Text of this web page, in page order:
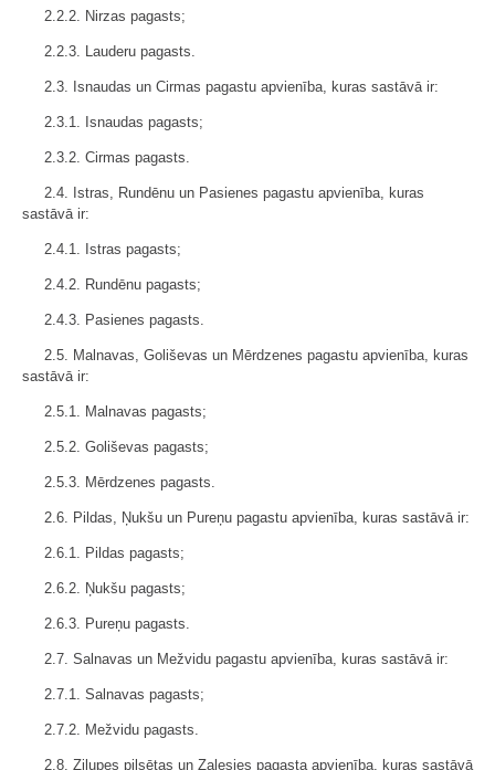
2.2.2. Nirzas pagasts;
2.2.3. Lauderu pagasts.
2.3. Isnaudas un Cirmas pagastu apvienība, kuras sastāvā ir:
2.3.1. Isnaudas pagasts;
2.3.2. Cirmas pagasts.
2.4. Istras, Rundēnu un Pasienes pagastu apvienība, kuras
sastāvā ir:
2.4.1. Istras pagasts;
2.4.2. Rundēnu pagasts;
2.4.3. Pasienes pagasts.
2.5. Malnavas, Goliševas un Mērdzenes pagastu apvienība, kuras
sastāvā ir:
2.5.1. Malnavas pagasts;
2.5.2. Goliševas pagasts;
2.5.3. Mērdzenes pagasts.
2.6. Pildas, Ņukšu un Pureņu pagastu apvienība, kuras sastāvā ir:
2.6.1. Pildas pagasts;
2.6.2. Ņukšu pagasts;
2.6.3. Pureņu pagasts.
2.7. Salnavas un Mežvidu pagastu apvienība, kuras sastāvā ir:
2.7.1. Salnavas pagasts;
2.7.2. Mežvidu pagasts.
2.8. Zilupes pilsētas un Zaļesjes pagasta apvienība, kuras sastāvā